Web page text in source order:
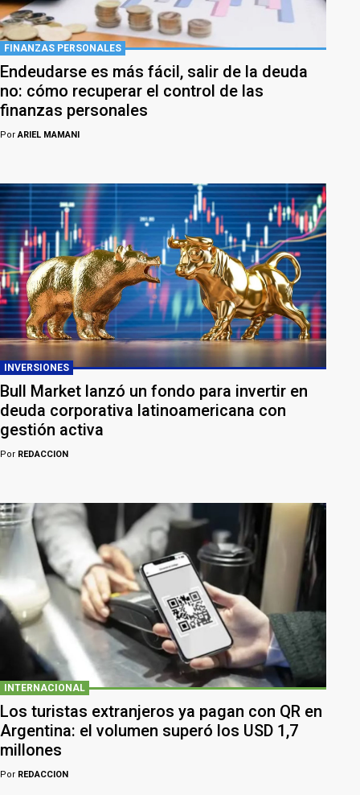
FINANZAS PERSONALES
Endeudarse es más fácil, salir de la deuda
no: cómo recuperar el control de las
finanzas personales
PorARIEL MAMANI
INVERSIONES
Bull Market lanzó un fondo para invertir en
deuda corporativa latinoamericana con
gestión activa
Por REDACCION
INTERNACIONAL
Los turistas extranjeros ya pagan con QR en
Argentina: el volumen superó los USD 1,7
millones
Por REDACCION